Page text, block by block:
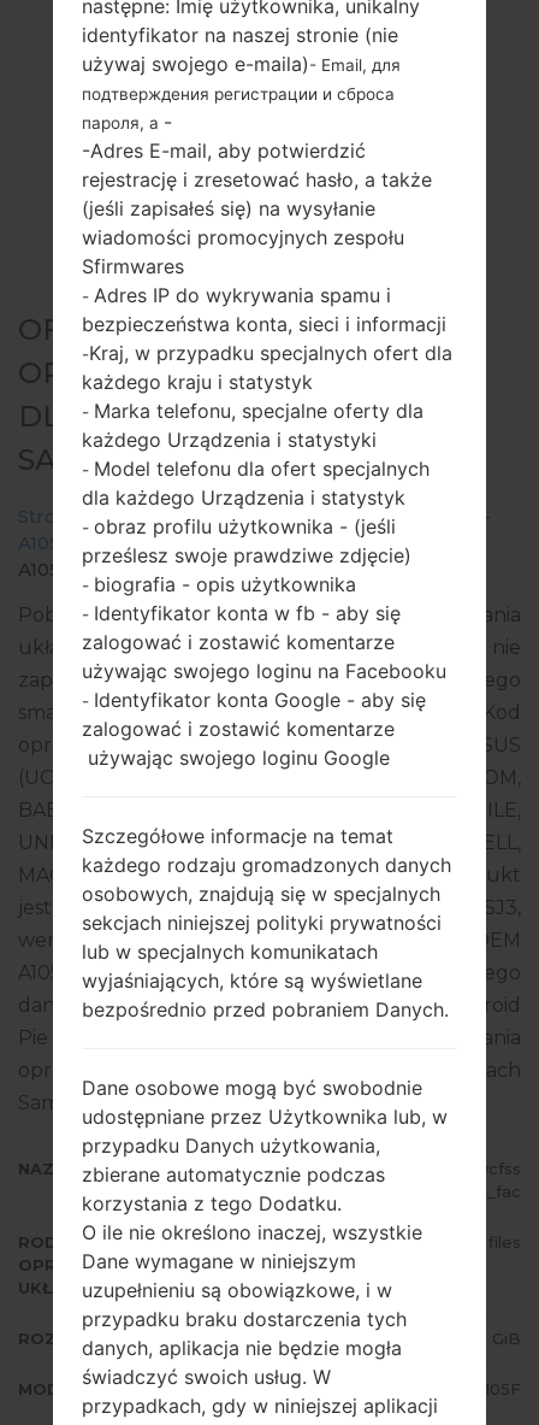
OFICJALNE
OPROGRAMOWANIE #109143
DLA: SM-A105F -
SAMSUNGGALAXY A10 2019
Strona startowa →Galaxy A10 2019 → SamsungSM-
A105F
SM-
A105F_1_20191017133553_7pycfssj4b_fac.zip
Pobierz najnowszą aktualizację oprogramowania
układowego dla Samsung Galaxy A10 2019, ale nie
zapomnij sprawdzić, czy numer modelu Twojego
smartfona odpowiada wskazanemu SM-A105F. Kod
oprogramowania układowego to CAU z CAUCASUS
(UCELL, BEELINE UZ KG TJ GE AM, O!, MEGACOM,
BABYLON-MOBILE, TCELL, MOBICOM, G-MOBILE,
UNITEL, AZERCELL, BAKCELL, NAR, GEOCELL,
MAGTICO M, ORANGE, VIVACELL-MTS). Produkt
jest dostarczany z wersją PDA A105FDDU3ASJ3,
wersja CSC A105FOXM3ASJ3, wersja MODEM
A105FXXU3ASJ2. Wersja systemu operacyjnego
danego oprogramowania układowego to Android
Pie 9. Pełny poradnik na temat flashowania
oprogramowania układowego na urządzeniach
Samsung
tutaj
NAZWA PLIKU
SM-A105F_1_20191017133553_7pycfss
j4b_fac
RODZAJ
OPROGRAMOWANIA
UKŁADOWEGO
4 files
ROZMIAR PLIKU 2.53 GiB
MODEL Samsung SM-A105F
następne: Imię użytkownika, unikalny
identyfikator na naszej stronie (nie
używaj swojego e-maila)- Email, для
подтверждения регистрации и сброса
пароля, а -
-Adres E-mail, aby potwierdzić
rejestrację i zresetować hasło, a także
(jeśli zapisałeś się) na wysyłanie
wiadomości promocyjnych zespołu
Sfirmwares
- Adres IP do wykrywania spamu i
bezpieczeństwa konta, sieci i informacji
-Kraj, w przypadku specjalnych ofert dla
każdego kraju i statystyk
- Marka telefonu, specjalne oferty dla
każdego Urządzenia i statystyki
- Model telefonu dla ofert specjalnych
dla każdego Urządzenia i statystyk
- obraz profilu użytkownika - (jeśli
prześlesz swoje prawdziwe zdjęcie)
- biografia - opis użytkownika
- Identyfikator konta w fb - aby się
zalogować i zostawić komentarze
używając swojego loginu na Facebooku
- Identyfikator konta Google - aby się
zalogować i zostawić komentarze
używając swojego loginu Google
Szczegółowe informacje na temat
każdego rodzaju gromadzonych danych
osobowych, znajdują się w specjalnych
sekcjach niniejszej polityki prywatności
lub w specjalnych komunikatach
wyjaśniających, które są wyświetlane
bezpośrednio przed pobraniem Danych.
Dane osobowe mogą być swobodnie
udostępniane przez Użytkownika lub, w
przypadku Danych użytkowania,
zbierane automatycznie podczas
korzystania z tego Dodatku.
O ile nie określono inaczej, wszystkie
Dane wymagane w niniejszym
uzupełnieniu są obowiązkowe, i w
przypadku braku dostarczenia tych
danych, aplikacja nie będzie mogła
świadczyć swoich usług. W
przypadkach, gdy w niniejszej aplikacji